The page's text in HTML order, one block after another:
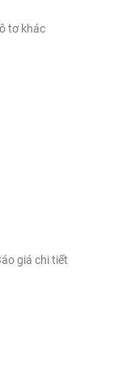
tơ khác
giá chi tiết